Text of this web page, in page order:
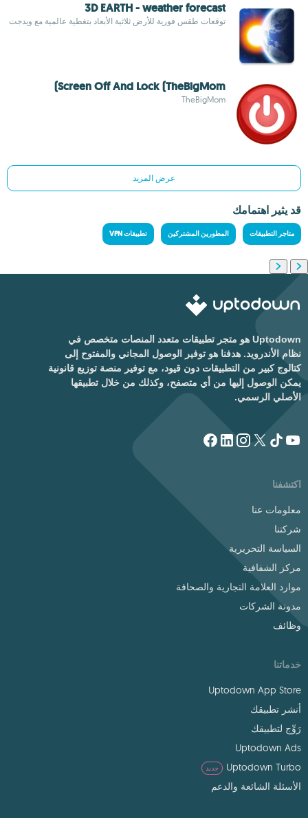
3D EARTH - weather forecast
توقعات طقس فورية للأرض ثلاثية الأبعاد بتغطية عالمية مع ويدجت
Screen Off And Lock (TheBigMom)
TheBigMom
عرض المزيد
قد يثير اهتمامك
متاجر التطبيقات المطورين المشتركين تطبيقات VPN
Uptodown هو متجر تطبيقات متعدد المنصات متخصص في
نظام الأندرويد. هدفنا هو توفير الوصول المجاني والمفتوح إلى
كتالوج كبير من التطبيقات دون قيود، مع توفير منصة توزيع قانونية
يمكن الوصول إليها من أي متصفح، وكذلك من خلال تطبيقها
الأصلي الرسمي.
اكتشفنا
معلومات عنا
شركتنا
السياسة التحريرية
مركز الشفافية
موارد العلامة التجارية والصحافة
مدونة الشركات
وظائف
خدماتنا
Uptodown App Store
أنشر تطبيقك
رَوِّج لتطبيقك
Uptodown Ads
Uptodown Turbo
جديد
الأسئلة الشائعة والدعم